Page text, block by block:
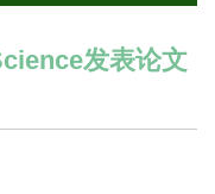
发表论文